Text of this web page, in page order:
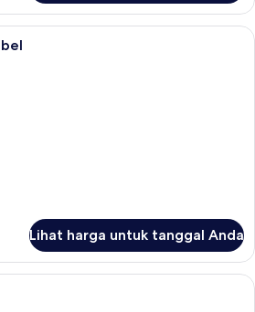
Kamar Twin, akses difabel | Minibar,
Lihat harga untuk tanggal Anda
Kamar Triple | Minibar, brankas, meja